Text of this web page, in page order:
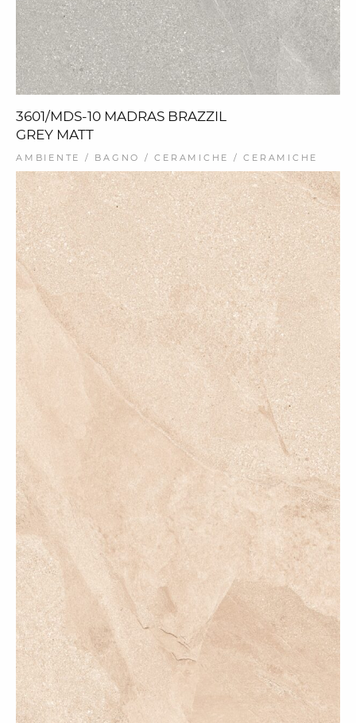
3601/MDS-10 MADRAS BRAZZIL
GREY MATT
AMBIENTE / BAGNO / CERAMICHE / CERAMICHE